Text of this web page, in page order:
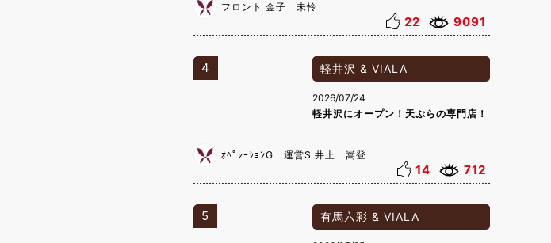
フロント 金子 未怜
22 9091
4 軽井沢 & VIALA
2026/07/24
軽井沢にオープン！天ぷらの専門店！
ｵﾍﾟﾚｰｼｮﾝG 運営S 井上 嵩登
14 712
5 有馬六彩 & VIALA